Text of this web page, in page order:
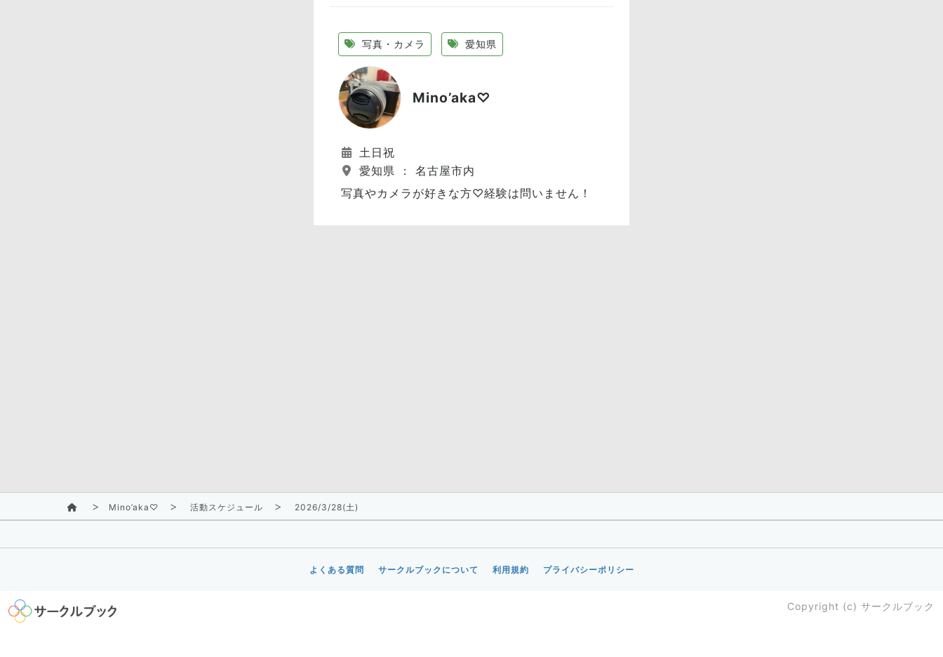
写真・カメラ 愛知県
Mino’aka♡
土日祝
愛知県 ： 名古屋市内
写真やカメラが好きな方♡経験は問いません！
Mino’aka♡ 活動スケジュール 2026/3/28(土)
よくある質問 サークルブックについて 利用規約 プライバシーポリシー
Copyright (c) サークルブック